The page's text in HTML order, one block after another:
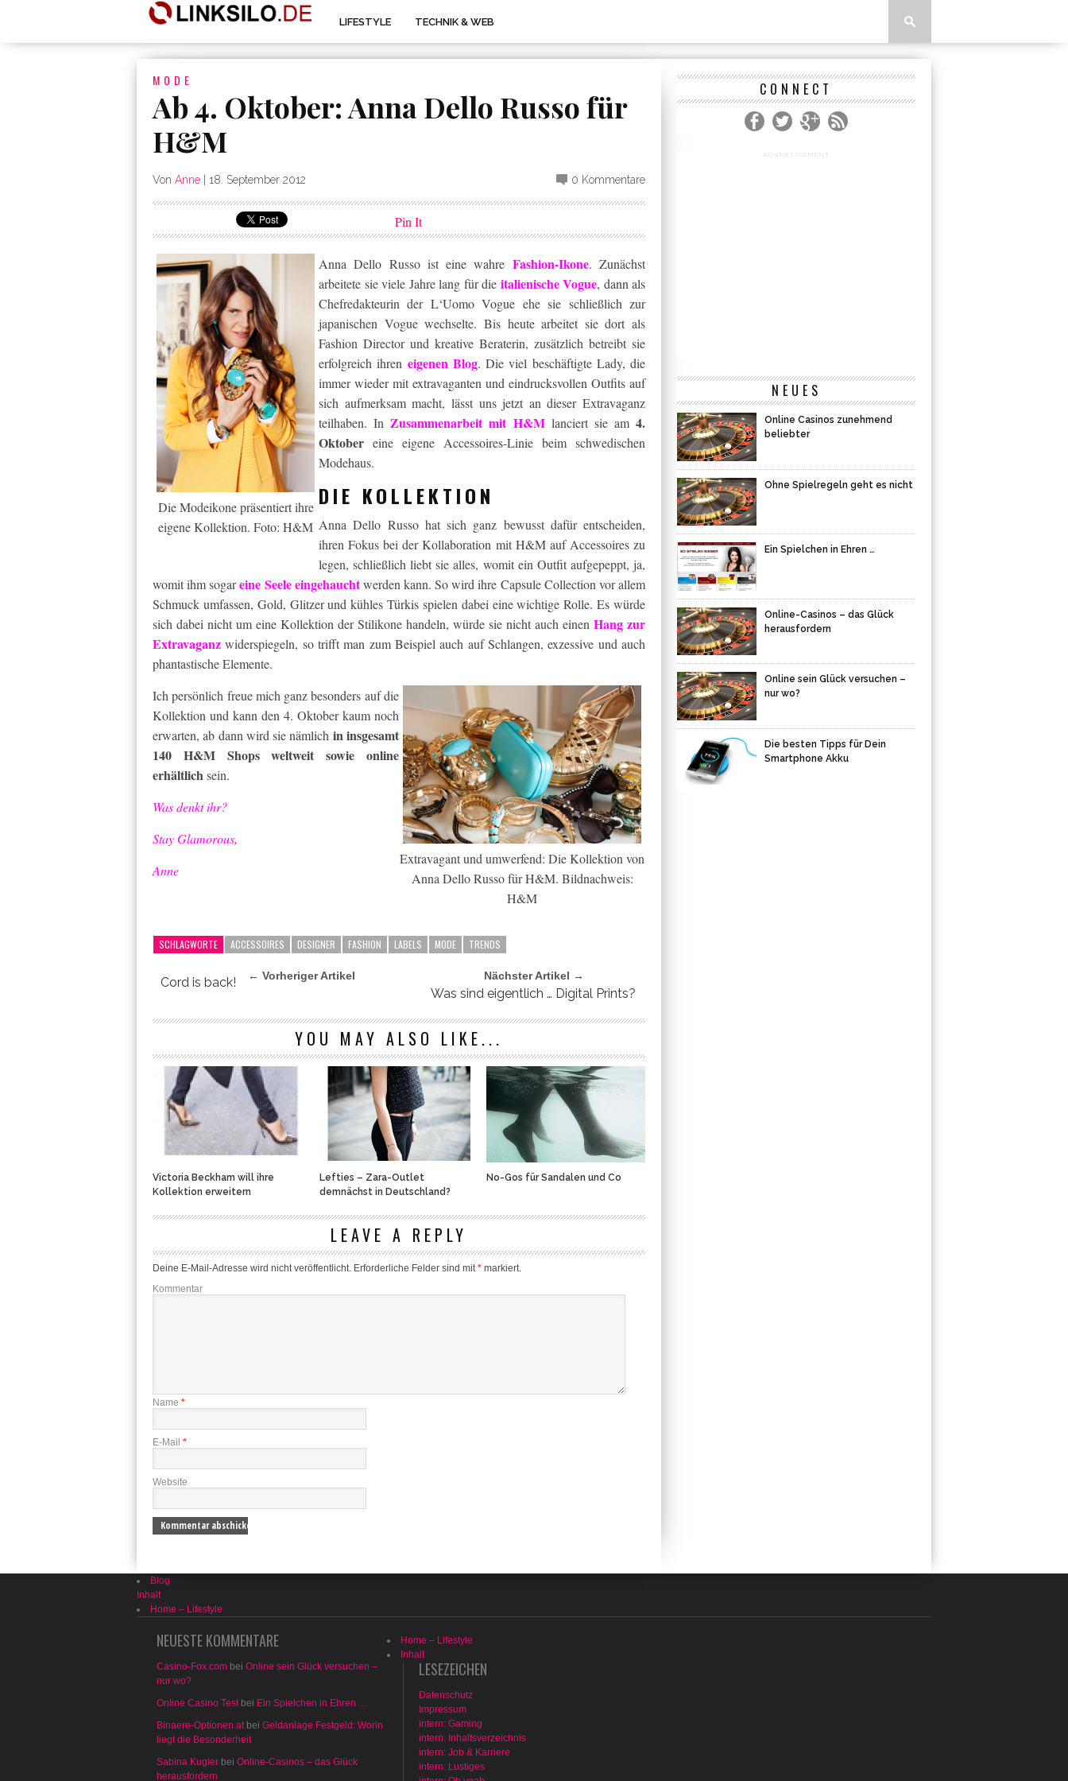
LIFESTYLE TECHNIK & WEB
MODE
Ab 4. Oktober: Anna Dello Russo für
H&M
Von Anne 18. September 2012 0 Kommentare
Pin It
Die Modeikone präsentiert ihre
eigene Kollektion. Foto: H&M
Anna Dello Russo ist eine wahre Fashion-Ikone. Zunächst
arbeitete sie viele Jahre lang für die italienische Vogue, dann als
Chefredakteurin der L‘Uomo Vogue ehe sie schließlich zur
japanischen Vogue wechselte. Bis heute arbeitet sie dort als
Fashion Director und kreative Beraterin, zusätzlich betreibt sie
erfolgreich ihren eigenen Blog. Die viel beschäftigte Lady, die
immer wieder mit extravaganten und eindrucksvollen Outfits auf
sich aufmerksam macht, lässt uns jetzt an dieser Extravaganz
teilhaben. In Zusammenarbeit mit H&Mlanciert sie am 4.
Oktober eine eigene Accessoires-Linie beim schwedischen
Modehaus.
DIE KOLLEKTION
Anna Dello Russo hat sich ganz bewusst dafür entscheiden,
ihren Fokus bei der Kollaboration mit H&M auf Accessoires zu
legen, schließlich liebt sie alles, womit ein Outfit aufgepeppt, ja,
womit ihm sogareine Seele eingehauchtwerden kann. So wird ihre Capsule Collection vor allem
Schmuck umfassen, Gold, Glitzer und kühles Türkis spielen dabei eine wichtige Rolle. Es würde
sich dabei nicht um eine Kollektion der Stilikone handeln, würde sie nicht auch einen Hang zur
Extravaganz widerspiegeln, so trifft man zum Beispiel auch auf Schlangen, exzessive und auch
phantastische Elemente.
Extravagant und umwerfend: Die Kollektion von
Anna Dello Russo für H&M. Bildnachweis:
H&M
Ich persönlich freue mich ganz besonders auf die
Kollektion und kann den 4. Oktober kaum noch
erwarten, ab dann wird sie nämlich in insgesamt
140 H&M Shops weltweit sowie online
erhältlichsein.
Was denkt ihr?
Stay Glamorous,
Anne
SCHLAGWORTE ACCESSOIRES DESIGNER FASHION LABELS MODE TRENDS
← Vorheriger Artikel
Cord is back! Nächster Artikel →
Was sind eigentlich … Digital Prints?
YOU MAY ALSO LIKE...
Victoria Beckham will ihre
Kollektion erweitern
Lefties – Zara-Outlet
demnächst in Deutschland?
No-Gos für Sandalen und Co
LEAVE A REPLY
Deine E-Mail-Adresse wird nicht veröffentlicht. Erforderliche Felder sind mit* markiert.
Kommentar
Name *
E-Mail *
Website
CONNECT
ADVERTISEMENT
NEUES
Online Casinos zunehmend
beliebter
Ohne Spielregeln geht es nicht
Ein Spielchen in Ehren …
Online-Casinos – das Glück
herausfordern
Online sein Glück versuchen –
nur wo?
Die besten Tipps für Dein
Smartphone Akku
Blog
Inhalt
Home – Lifestyle
NEUESTE KOMMENTARE
Casino-Fox.com bei Online sein Glück versuchen –
nur wo?
Online Casino Testbei Ein Spielchen in Ehren …
Binaere-Optionen.atbei Geldanlage Festgeld: Worin
liegt die Besonderheit
Sabina Kugler bei Online-Casinos – das Glück
herausfordern
Home – Lifestyle
Inhalt
LESEZEICHEN
Datenschutz
Impressum
intern: Gaming
intern: Inhaltsverzeichnis
intern: Job & Karriere
intern: Lustiges